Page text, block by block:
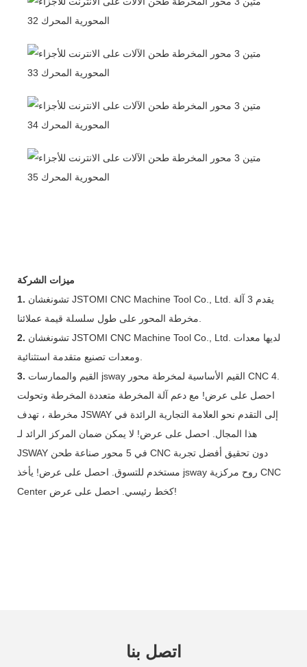
ميزات الشركة
1. تشونغشان JSTOMI CNC Machine Tool Co., Ltd. يقدم 3 آلة
2. تشونغشان JSTOMI CNC Machine Tool Co., Ltd. لديها معدات
3. القيم والممارسات jsway القيم الأساسية لمخرطة محور CNC 4.
احصل على عرض! مع دعم آلة المخرطة متعددة المخرطة وتحولت
مخرطة ، تهدف JSWAY إلى التقدم نحو العلامة التجارية الرائدة في
هذا المجال. احصل على عرض! لا يمكن ضمان المركز الرائد لـ
JSWAY في 5 محور صناعة طحن CNC دون تحقيق أفضل تجربة
مستخدم للتسوق. احصل على عرض! يأخذ jsway روح مركزية CNC
Center كخط رئيسي. احصل على عرض!
اتصل بنا